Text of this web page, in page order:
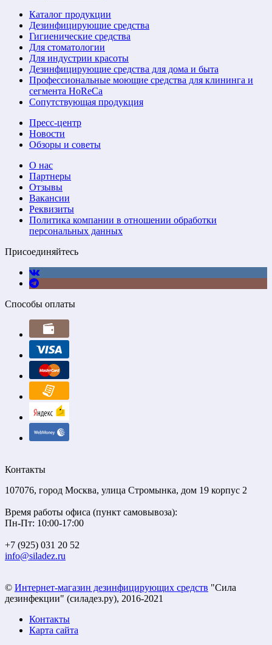
Каталог продукции
Дезинфицирующие средства
Гигиенические средства
Для стоматологии
Для индустрии красоты
Дезинфицирующие средства для дома и быта
Профессиональные моющие средства для клининга и
сегмента HoReCa
Сопутствующая продукция
Пресс-центр
Новости
Обзоры и советы
О нас
Партнеры
Отзывы
Вакансии
Реквизиты
Политика компании в отношении обработки
персональных данных
Присоединяйтесь
Способы оплаты
Контакты
107076, город Москва, улица Стромынка, дом 19 корпус 2
Время работы офиса (пункт самовывоза):
Пн-Пт: 10:00-17:00
+7 (925) 031 20 52
info@siladez.ru
© Интернет-магазин дезинфицирующих средств "Сила
дезинфекции" (силадез.ру), 2016-2021
Контакты
Карта сайта